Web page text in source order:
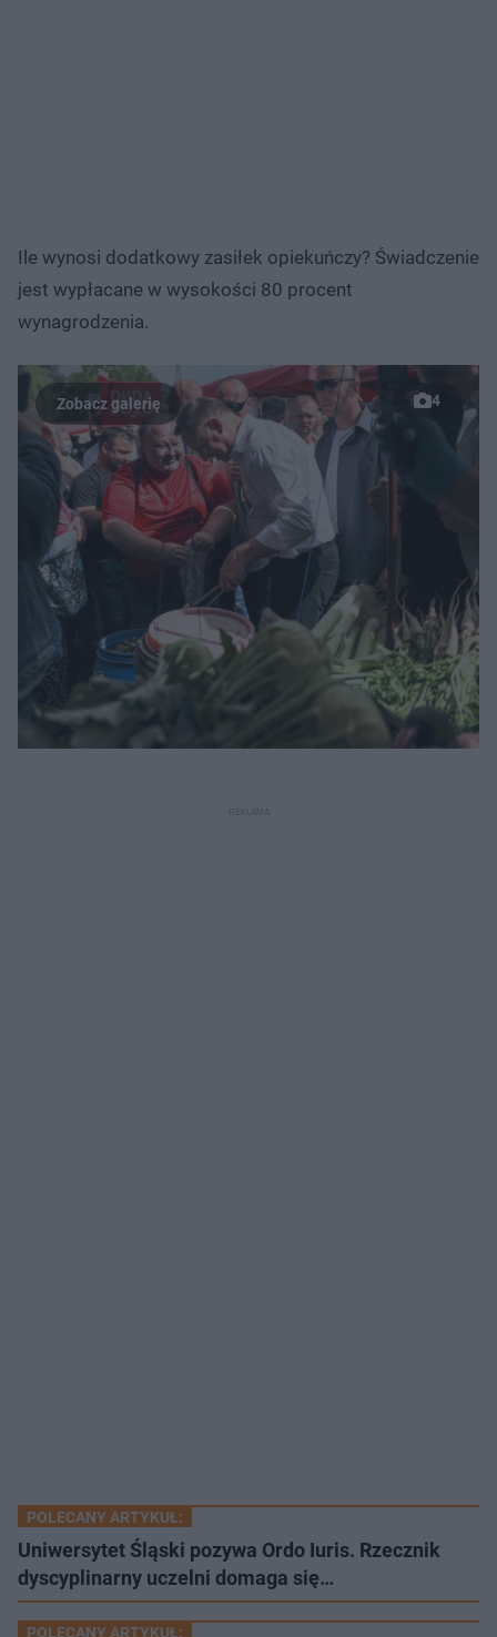
Ile wynosi dodatkowy zasiłek opiekuńczy? Świadczenie
jest wypłacane w wysokości 80 procent
wynagrodzenia.
4
POLECANY ARTYKUŁ:
Uniwersytet Śląski pozywa Ordo Iuris. Rzecznik
dyscyplinarny uczelni domaga się…
POLECANY ARTYKUŁ: